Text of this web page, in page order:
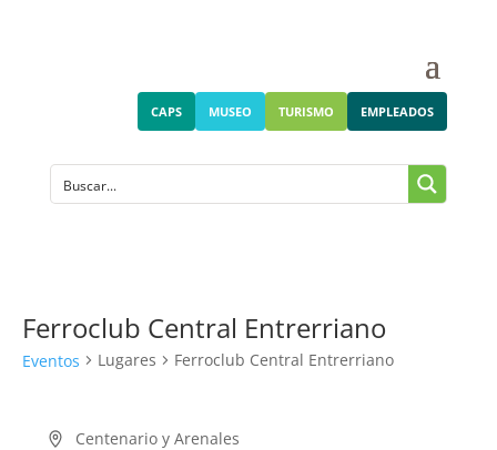
CAPS MUSEO TURISMO EMPLEADOS
Ferroclub Central Entrerriano
Eventos Lugares Ferroclub Central Entrerriano
Centenario y Arenales